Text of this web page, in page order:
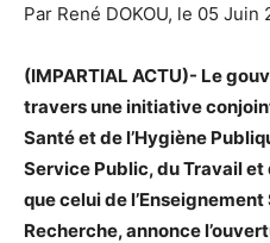
Par René DOKOU, le 05 Juin
(IMPARTIAL ACTU)- Le
travers une initiative
Santé et de l’Hygiène
Service Public, du Travail
que celui de
Recherche, annonce